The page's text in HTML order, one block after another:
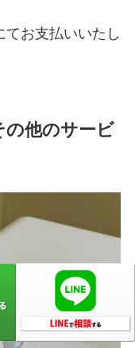
お支払いいたし
の他のサービ